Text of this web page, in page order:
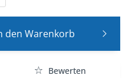
den Warenkorb
Bewerten